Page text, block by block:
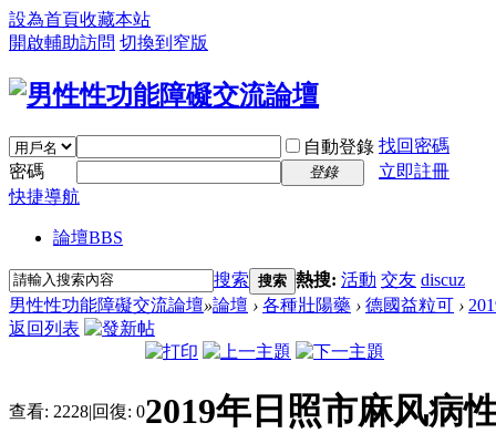
設為首頁收藏本站
開啟輔助訪問 切換到窄版
自動登錄 找回密碼
密碼
登錄
立即註冊
快捷導航
論壇BBS
搜索 搜索 熱搜: 活動 交友 discuz
男性性功能障礙交流論壇»論壇 › 各種壯陽藥 › 德國益粒可 ›
返回列表
查看: 2228|回復: 02019年日照市麻风病